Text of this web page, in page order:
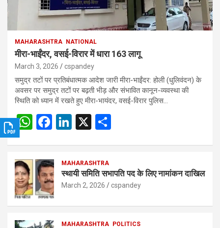
MAHARASHTRA NATIONAL
मीरा-भाईंदर, वसई-विरार में धारा 163 लागू
March 3, 2026 cspandey
समुद्र तटों पर प्रतिबंधात्मक आदेश जारी मीरा-भाईंदर: होली (धुलिवंदन) के
अवसर पर समुद्र तटों पर बढ़ती भीड़ और संभावित कानून-व्यवस्था की
स्थिति को ध्यान में रखते हुए मीरा-भायंदर, वसई-विरार पुलिस…
W
s
A
p
p
F
b
o
o
k
Li
dI
n
X
e
MAHARASHTRA
स्थायी समिति सभापति पद के लिए नामांकन दाखिल
March 2, 2026 cspandey
MAHARASHTRA POLITICS